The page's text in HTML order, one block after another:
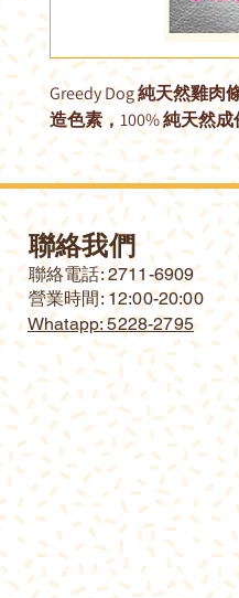
Greedy Dog 純天然雞
造色素，100% 純天然
聯絡我們
​聯絡電話: 2711-6909
營業時間: 12:00-20:00
Whatapp: 5228-2795